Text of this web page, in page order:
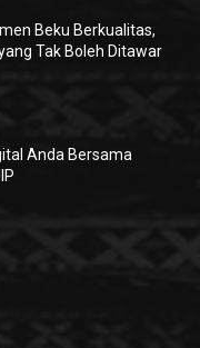
Beku Berkualitas,
Tak Boleh Ditawar
Anda Bersama